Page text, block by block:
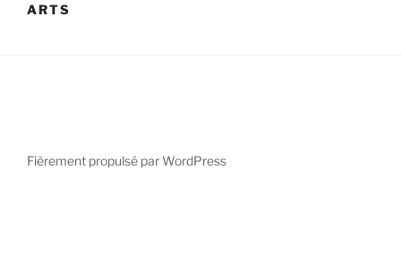
ARTS
Fièrement propulsé par WordPress